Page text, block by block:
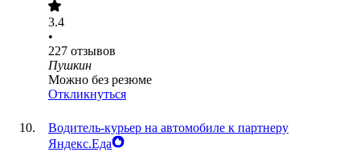
3.4
•
227 отзывов
Пушкин
Можно без резюме
Откликнуться
Водитель-курьер на автомобиле к партнеру
Яндекс.Еда